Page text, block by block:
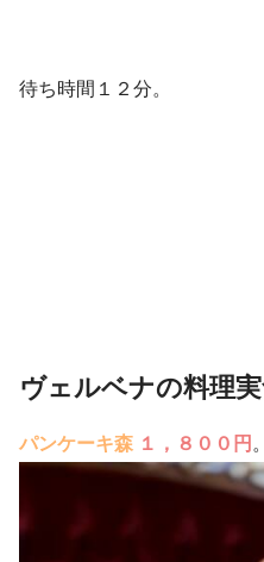
待ち時間１２分。
ヴェルベナの料理
パンケーキ森 １，８００円